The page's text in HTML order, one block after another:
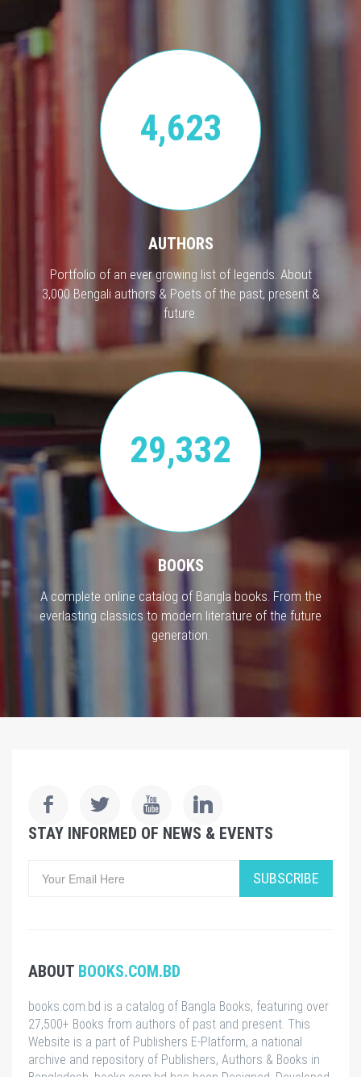
4,623
AUTHORS
Portfolio of an ever growing list of legends. About
3,000 Bengali authors & Poets of the past, present &
future.
29,332
BOOKS
A complete online catalog of Bangla books. From the
everlasting classics to modern literature of the future
generation.
STAY INFORMED OF NEWS & EVENTS
SUBSCRIBE
ABOUT BOOKS.COM.BD
books.com.bd is a catalog of Bangla Books, featuring over
27,500+ Books from authors of past and present. This
Website is a part of Publishers E-Platform, a national
archive and repository of Publishers, Authors & Books in